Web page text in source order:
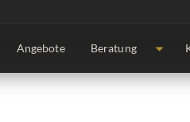
Angebote Beratung